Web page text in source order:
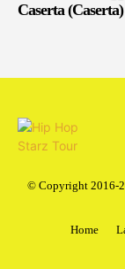
Caserta (Caserta)
© Copyright 2016-
Home